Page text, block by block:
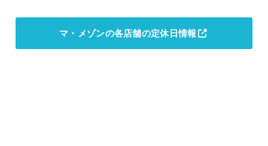
マ・メゾンの各店舗の定休日情報